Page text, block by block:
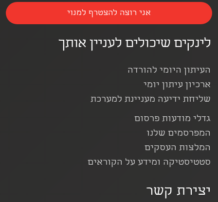
לינקים שיכולים לעניין אותך
העיתון היומי להורדה
ארכיון עיתון יומי
שליחת ידיעה מעניינת למערכת
גדלי מודעות פרסום
המפרסמים שלנו
המלצות העסקים
סטטיסטיקה ומידע על הקוראים
יצירת קשר